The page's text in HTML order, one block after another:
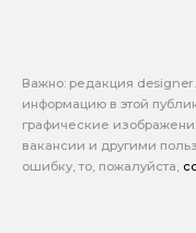
Важно: pедакция
информацию в этой
графические
вакансии и другими
ошибку, то, пожалуйста,